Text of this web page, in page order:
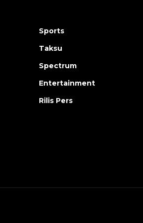
Sports
Taksu
Spectrum
Entertainment
Rilis Pers